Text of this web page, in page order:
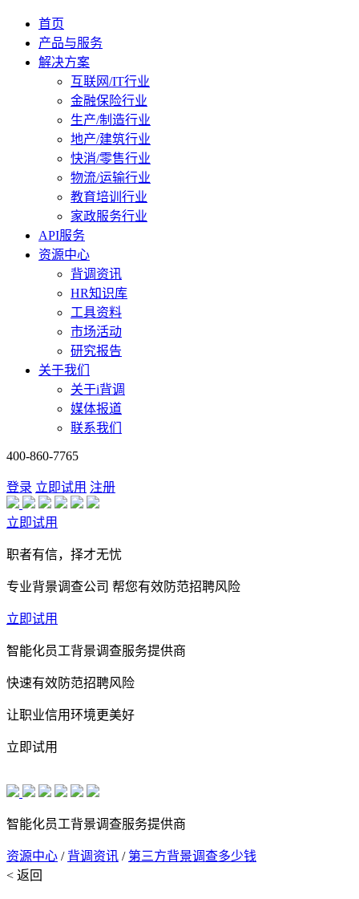
首页
产品与服务
解决方案
互联网/IT行业
金融保险行业
生产/制造行业
地产/建筑行业
快消/零售行业
物流/运输行业
教育培训行业
家政服务行业
API服务
资源中心
背调资讯
HR知识库
工具资料
市场活动
研究报告
关于我们
关于i背调
媒体报道
联系我们
400-860-7765
登录 立即试用 注册
立即试用
职者有信，择才无忧
专业背景调查公司 帮您有效防范招聘风险
立即试用
智能化员工背景调查服务提供商
快速有效防范招聘风险
让职业信用环境更美好
立即试用
智能化员工背景调查服务提供商
资源中心 / 背调资讯 / 第三方背景调查多少钱
< 返回